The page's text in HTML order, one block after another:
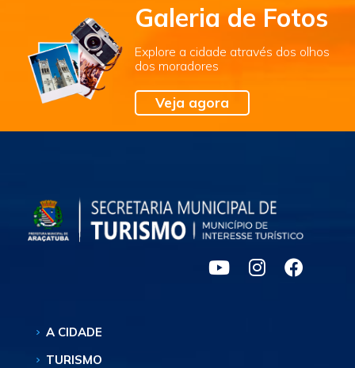
Galeria de Fotos
Explore a cidade através dos olhos
dos moradores
Veja agora
A CIDADE
TURISMO